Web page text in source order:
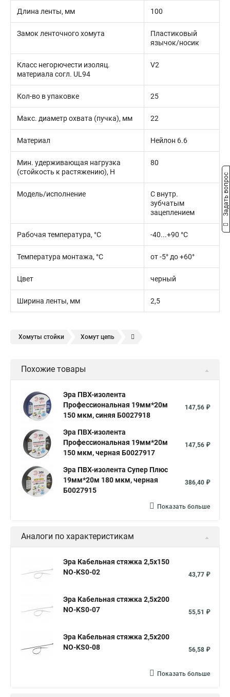
Длина ленты, мм 100
Замок ленточного хомута
Пластиковый
язычок/носик
Класс негорючести изоляц.
материала согл. UL94
V2
Кол-во в упаковке 25
Макс. диаметр охвата (пучка), мм 22
Материал Нейлон 6.6
Мин. удерживающая нагрузка
(стойкость к растяжению), Н
80
Модель/исполнение
С внутр.
зубчатым
зацеплением
Рабочая температура, °C -40...+90 °C
Температура монтажа, °C от -5° до +60°
Цвет черный
Ширина ленты, мм 2,5
Хомуты стойки Хомут цепь
Хомут на трубу водосточную
Трубный хомут нержавеющий Х 300 хомут Хомуты 26
Хомут универсальный на шрус
Хомутов г Хомут черного цвета Трубные хомуты 32
Хомуты на 160 Пластиковые хомуты отзывы
Кабельные хомуты стяжка Стальные хомуты диаметры
Металлические хомуты червячные
Хомуты для врезной труб Хомуты torks
Хомуты шланги
Хомуты белые 100 мм Хомуты ремонтные на трубу купить
Хомут труба Хомут для крепления пластиковый
Хомуты пр 25 Хомуты для труб в Москве
Похожие товары
Эра ПВХ-изолента
Профессиональная 19мм*20м
150 мкм, синяя Б0027918
147,56 ₽
Эра ПВХ-изолента
Профессиональная 19мм*20м
150 мкм, черная Б0027917
147,56 ₽
Эра ПВХ-изолента Супер Плюс
19мм*20м 180 мкм, черная
Б0027915
386,40 ₽
Показать больше
Аналоги по характеристикам
Эра Кабельная стяжка 2,5х150
NO-KS0-02
43,77 ₽
Эра Кабельная стяжка 2,5х200
NO-KS0-07
55,51 ₽
Эра Кабельная стяжка 2,5х200
NO-KS0-08
56,58 ₽
Показать больше
Задать вопрос